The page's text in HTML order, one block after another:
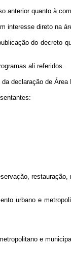
anterior quanto à
interesse direto na
do decreto
ali referidos.
declaração de
urbano e
e